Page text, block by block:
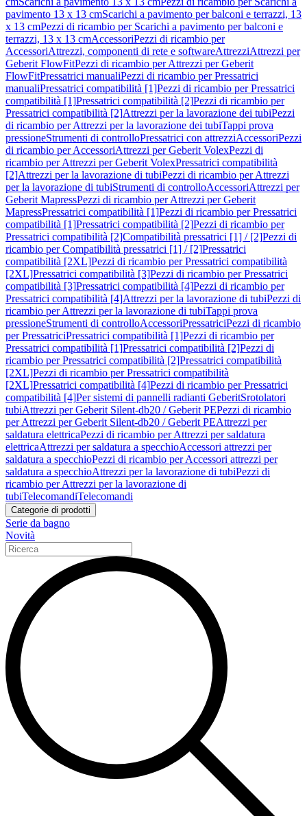
pavimento 13 x 13 cmScarichi a pavimento per balconi e terrazzi, 13
x 13 cmPezzi di ricambio per Scarichi a pavimento per balconi e
terrazzi, 13 x 13 cmAccessoriPezzi di ricambio per
AccessoriAttrezzi, componenti di rete e softwareAttrezziAttrezzi per
Geberit FlowFitPezzi di ricambio per Attrezzi per Geberit
FlowFitPressatrici manualiPezzi di ricambio per Pressatrici
manualiPressatrici compatibilità [1]Pezzi di ricambio per Pressatrici
compatibilità [1]Pressatrici compatibilità [2]Pezzi di ricambio per
Pressatrici compatibilità [2]Attrezzi per la lavorazione dei tubiPezzi
di ricambio per Attrezzi per la lavorazione dei tubiTappi prova
pressioneStrumenti di controlloPressatrici con attrezziAccessoriPezzi
di ricambio per AccessoriAttrezzi per Geberit VolexPezzi di
ricambio per Attrezzi per Geberit VolexPressatrici compatibilità
[2]Attrezzi per la lavorazione di tubiPezzi di ricambio per Attrezzi
per la lavorazione di tubiStrumenti di controlloAccessoriAttrezzi per
Geberit MapressPezzi di ricambio per Attrezzi per Geberit
MapressPressatrici compatibilità [1]Pezzi di ricambio per Pressatrici
compatibilità [1]Pressatrici compatibilità [2]Pezzi di ricambio per
Pressatrici compatibilità [2]Compatibilità pressatrici [1] / [2]Pezzi di
ricambio per Compatibilità pressatrici [1] / [2]Pressatrici
compatibilità [2XL]Pezzi di ricambio per Pressatrici compatibilità
[2XL]Pressatrici compatibilità [3]Pezzi di ricambio per Pressatrici
compatibilità [3]Pressatrici compatibilità [4]Pezzi di ricambio per
Pressatrici compatibilità [4]Attrezzi per la lavorazione di tubiPezzi di
ricambio per Attrezzi per la lavorazione di tubiTappi prova
pressioneStrumenti di controlloAccessoriPressatriciPezzi di ricambio
per PressatriciPressatrici compatibilità [1]Pezzi di ricambio per
Pressatrici compatibilità [1]Pressatrici compatibilità [2]Pezzi di
ricambio per Pressatrici compatibilità [2]Pressatrici compatibilità
[2XL]Pezzi di ricambio per Pressatrici compatibilità
[2XL]Pressatrici compatibilità [4]Pezzi di ricambio per Pressatrici
compatibilità [4]Per sistemi di pannelli radianti GeberitSrotolatori
tubiAttrezzi per Geberit Silent-db20 / Geberit PEPezzi di ricambio
per Attrezzi per Geberit Silent-db20 / Geberit PEAttrezzi per
saldatura elettricaPezzi di ricambio per Attrezzi per saldatura
elettricaAttrezzi per saldatura a specchioAccessori attrezzi per
saldatura a specchioPezzi di ricambio per Accessori attrezzi per
saldatura a specchioAttrezzi per la lavorazione di tubiPezzi di
ricambio per Attrezzi per la lavorazione di
tubiTelecomandiTelecomandi
Categorie di prodotti
Serie da bagno
Novità